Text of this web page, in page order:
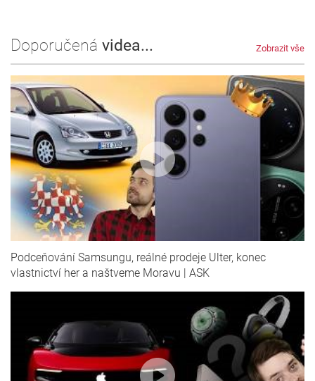
Doporučená videa... Zobrazit vše
Podceňování Samsungu, reálné prodeje Ulter, konec
vlastnictví her a naštveme Moravu | ASK